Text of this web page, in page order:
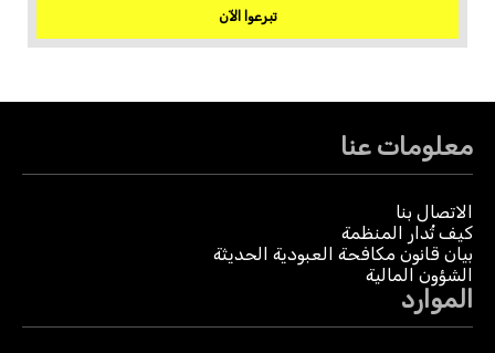
تبرعوا الآن
معلومات عنا
الاتصال بنا
كيف تُدار المنظمة
بيان قانون مكافحة العبودية الحديثة
الشؤون المالية
الموارد